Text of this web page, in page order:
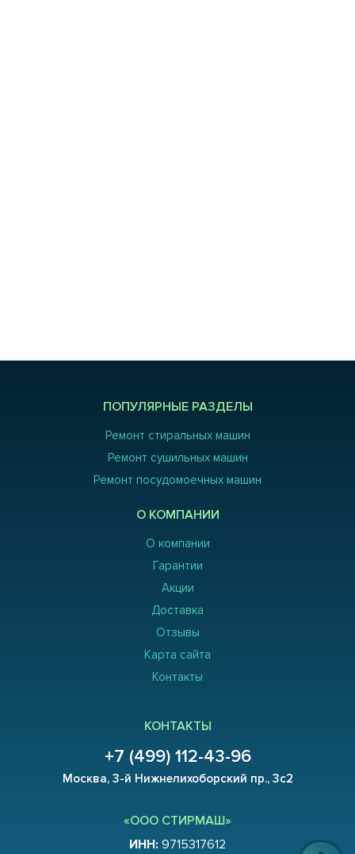
ПОПУЛЯРНЫЕ РАЗДЕЛЫ
Ремонт стиральных машин
Ремонт сушильных машин
Ремонт посудомоечных машин
О КОМПАНИИ
О компании
Гарантии
Акции
Доставка
Отзывы
Карта сайта
Контакты
КОНТАКТЫ
+7 (499) 112-43-96
Москва, 3-й Нижнелихоборский пр., 3с2
«ООО СТИРМАШ»
ИНН: 9715317612